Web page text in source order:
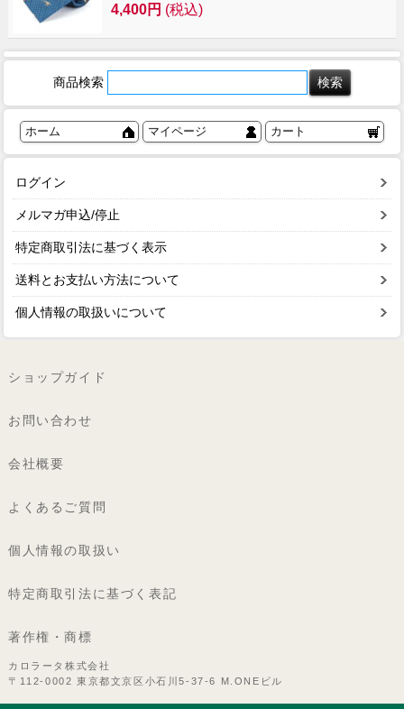
4,400円 (税込)
商品検索
ホーム マイページ カート
ログイン
メルマガ申込/停止
特定商取引法に基づく表示
送料とお支払い方法について
個人情報の取扱いについて
ショップガイド
お問い合わせ
会社概要
よくあるご質問
個人情報の取扱い
特定商取引法に基づく表記
著作権・商標
カロラータ株式会社
〒112-0002 東京都文京区小石川5-37-6 M.ONEビル